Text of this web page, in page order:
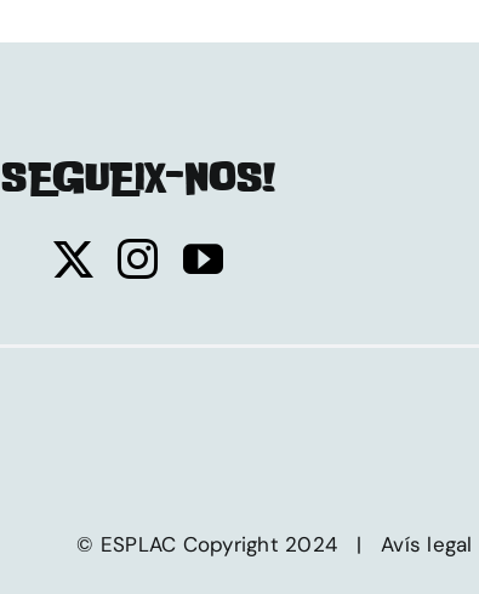
SEGUEIX-NOS!
© ESPLAC Copyright 2024 | Avís legal